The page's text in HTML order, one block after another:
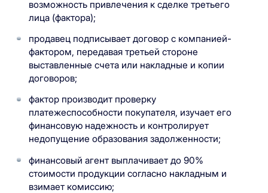
возможность привлечения к сделке третьего
лица (фактора);
продавец подписывает договор с компанией-
фактором, передавая третьей стороне
выставленные счета или накладные и копии
договоров;
фактор производит проверку
платежеспособности покупателя, изучает его
финансовую надежность и контролирует
недопущение образования задолженности;
финансовый агент выплачивает до 90%
стоимости продукции согласно накладным и
взимает комиссию;